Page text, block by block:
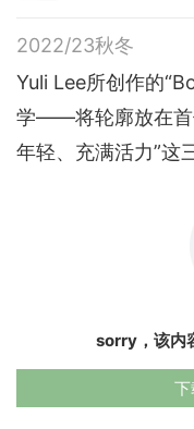
2022/23秋冬
Yuli Lee所创作的
学——将轮廓放在首
年轻、充满活力”这
sorry，该内